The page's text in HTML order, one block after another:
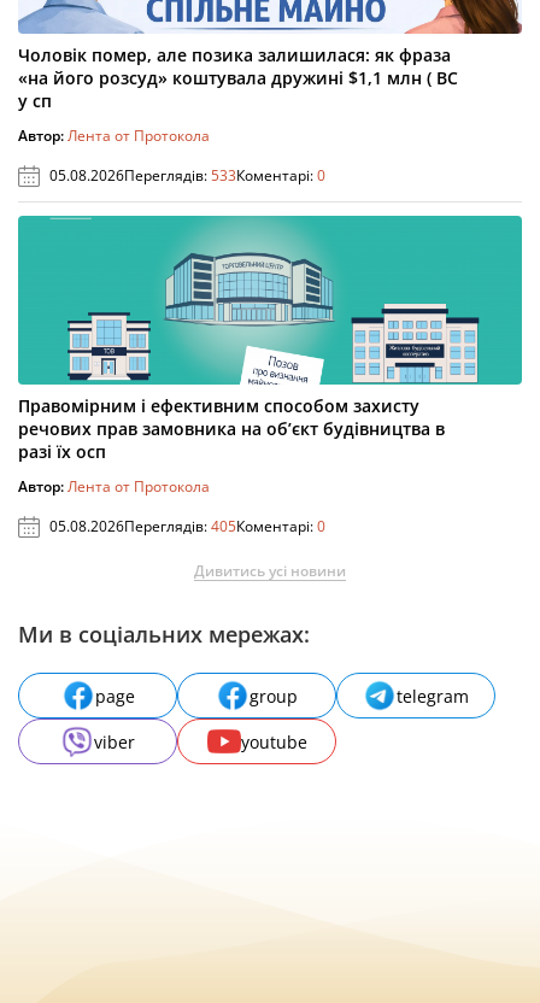
Чоловік помер, але позика залишилася: як фраза
«на його розсуд» коштувала дружині $1,1 млн ( ВС
у сп
Автор:Лента от Протокола
05.08.2026Переглядів:533Коментарі:0
Правомірним і ефективним способом захисту
речових прав замовника на об’єкт будівництва в
разі їх осп
Автор:Лента от Протокола
05.08.2026Переглядів:405Коментарі:0
Дивитись усі новини
Ми в соціальних мережах:
page group
telegram
viber
youtube